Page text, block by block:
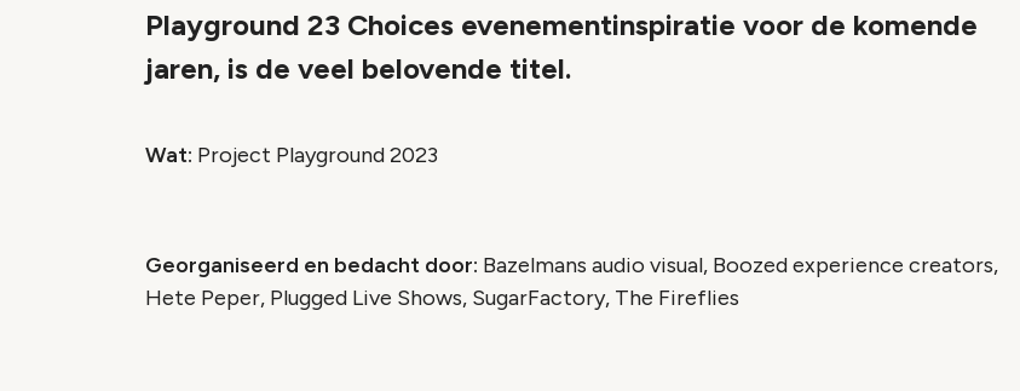
Playground 23 Choices evenementinspiratie voor de komende
jaren, is de veel belovende titel.
Wat: Project Playground 2023
Georganiseerd en bedacht door: Bazelmans audio visual, Boozed experience creators,
Hete Peper, Plugged Live Shows, SugarFactory, The Fireflies